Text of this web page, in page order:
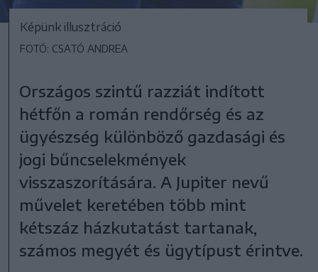
Képünk illusztráció
FOTÓ: CSATÓ ANDREA
Országos szintű razziát indított
hétfőn a román rendőrség és az
ügyészség különböző gazdasági és
jogi bűncselekmények
visszaszorítására. A Jupiter nevű
művelet keretében több mint
kétszáz házkutatást tartanak,
számos megyét és ügytípust érintve.